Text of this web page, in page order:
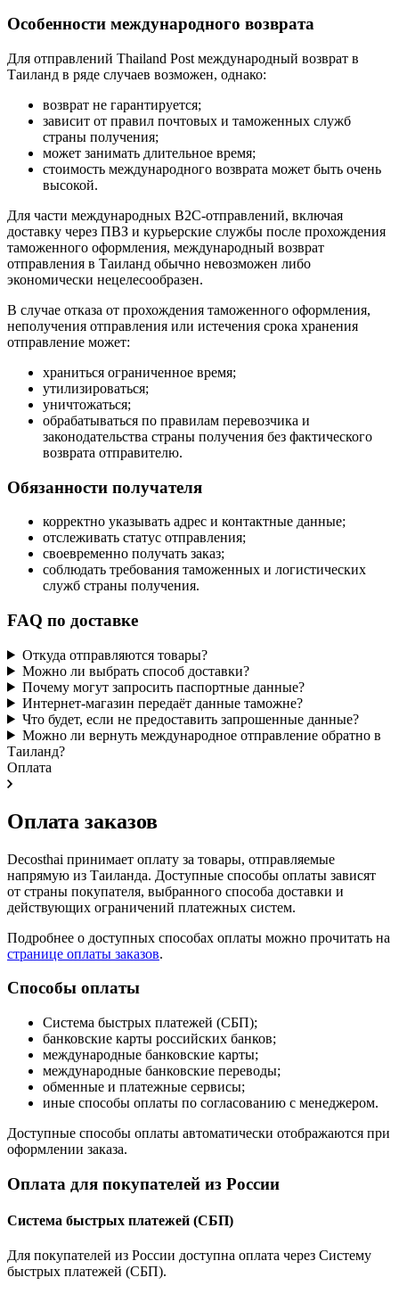
Особенности международного возврата
Для отправлений Thailand Post международный возврат в
Таиланд в ряде случаев возможен, однако:
возврат не гарантируется;
зависит от правил почтовых и таможенных служб
страны получения;
может занимать длительное время;
стоимость международного возврата может быть очень
высокой.
Для части международных B2C-отправлений, включая
доставку через ПВЗ и курьерские службы после прохождения
таможенного оформления, международный возврат
отправления в Таиланд обычно невозможен либо
экономически нецелесообразен.
В случае отказа от прохождения таможенного оформления,
неполучения отправления или истечения срока хранения
отправление может:
храниться ограниченное время;
утилизироваться;
уничтожаться;
обрабатываться по правилам перевозчика и
законодательства страны получения без фактического
возврата отправителю.
Обязанности получателя
корректно указывать адрес и контактные данные;
отслеживать статус отправления;
своевременно получать заказ;
соблюдать требования таможенных и логистических
служб страны получения.
FAQ по доставке
Откуда отправляются товары?
Можно ли выбрать способ доставки?
Почему могут запросить паспортные данные?
Интернет-магазин передаёт данные таможне?
Что будет, если не предоставить запрошенные данные?
Можно ли вернуть международное отправление обратно в
Таиланд?
Оплата
Оплата заказов
Decosthai принимает оплату за товары, отправляемые
напрямую из Таиланда. Доступные способы оплаты зависят
от страны покупателя, выбранного способа доставки и
действующих ограничений платежных систем.
Подробнее о доступных способах оплаты можно прочитать на
странице оплаты заказов.
Способы оплаты
Система быстрых платежей (СБП);
банковские карты российских банков;
международные банковские карты;
международные банковские переводы;
обменные и платежные сервисы;
иные способы оплаты по согласованию с менеджером.
Доступные способы оплаты автоматически отображаются при
оформлении заказа.
Оплата для покупателей из России
Система быстрых платежей (СБП)
Для покупателей из России доступна оплата через Систему
быстрых платежей (СБП).